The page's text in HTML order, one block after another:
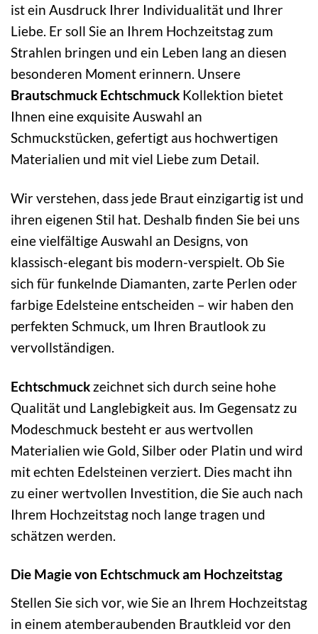
ist ein Ausdruck Ihrer Individualität und Ihrer
Liebe. Er soll Sie an Ihrem Hochzeitstag zum
Strahlen bringen und ein Leben lang an diesen
besonderen Moment erinnern. Unsere
Brautschmuck Echtschmuck Kollektion bietet
Ihnen eine exquisite Auswahl an
Schmuckstücken, gefertigt aus hochwertigen
Materialien und mit viel Liebe zum Detail.
Wir verstehen, dass jede Braut einzigartig ist und
ihren eigenen Stil hat. Deshalb finden Sie bei uns
eine vielfältige Auswahl an Designs, von
klassisch-elegant bis modern-verspielt. Ob Sie
sich für funkelnde Diamanten, zarte Perlen oder
farbige Edelsteine entscheiden – wir haben den
perfekten Schmuck, um Ihren Brautlook zu
vervollständigen.
Echtschmuck zeichnet sich durch seine hohe
Qualität und Langlebigkeit aus. Im Gegensatz zu
Modeschmuck besteht er aus wertvollen
Materialien wie Gold, Silber oder Platin und wird
mit echten Edelsteinen verziert. Dies macht ihn
zu einer wertvollen Investition, die Sie auch nach
Ihrem Hochzeitstag noch lange tragen und
schätzen werden.
Die Magie von Echtschmuck am Hochzeitstag
Stellen Sie sich vor, wie Sie an Ihrem Hochzeitstag
in einem atemberaubenden Brautkleid vor den